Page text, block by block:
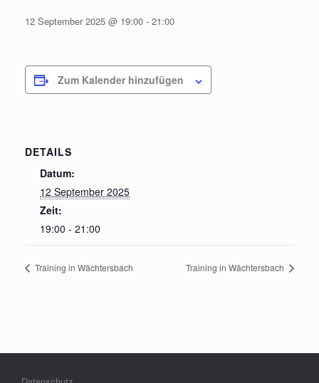
12 September 2025 @ 19:00 - 21:00
Zum Kalender hinzufügen
DETAILS
Datum:
12 September 2025
Zeit:
19:00 - 21:00
Training in Wächtersbach Training in Wächtersbach